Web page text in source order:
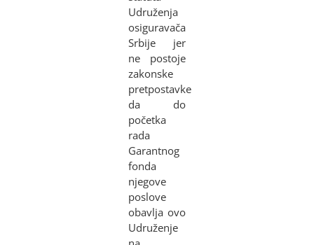
Udruženja
osiguravača
Srbije jer
ne postoje
zakonske
pretpostavke
da do
početka
rada
Garantnog
fonda
njegove
poslove
obavlja ovo
Udruženje